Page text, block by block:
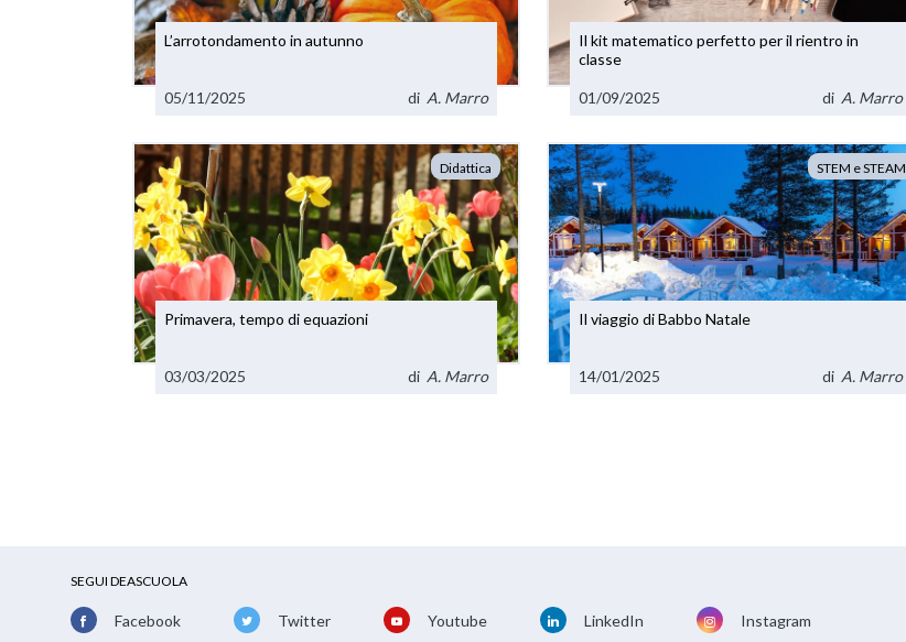
L’arrotondamento in autunno
05/11/2025 di A. Marro
Il kit matematico perfetto per il rientro in
classe
01/09/2025 di A. Marro
Didattica
Primavera, tempo di equazioni
03/03/2025 di A. Marro
STEM e STEAM
Il viaggio di Babbo Natale
14/01/2025 di A. Marro
SEGUI DEASCUOLA
Facebook Twitter Youtube LinkedIn Instagram